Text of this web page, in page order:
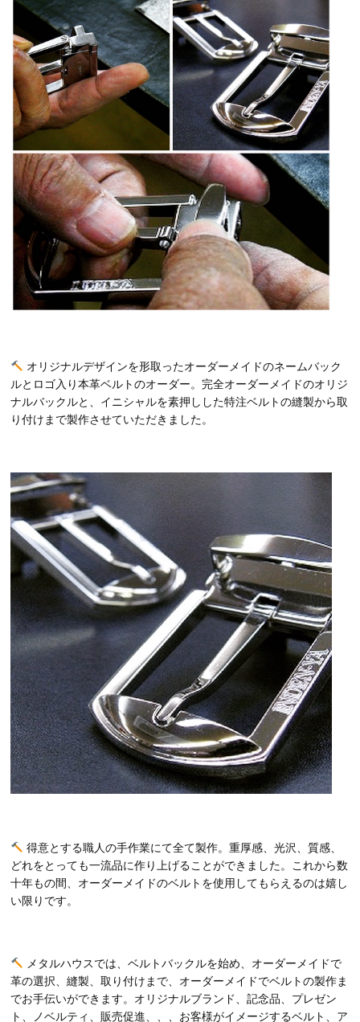
オリジナルデザインを形取ったオーダーメイドのネームバック
ルとロゴ入り本革ベルトのオーダー。完全オーダーメイドのオリジ
ナルバックルと、イニシャルを素押しした特注ベルトの縫製から取
り付けまで製作させていただきました。
得意とする職人の手作業にて全て製作。重厚感、光沢、質感、
どれをとっても一流品に作り上げることができました。これから数
十年もの間、オーダーメイドのベルトを使用してもらえるのは嬉し
い限りです。
メタルハウスでは、ベルトバックルを始め、オーダーメイドで
革の選択、縫製、取り付けまで、オーダーメイドでベルトの製作ま
でお手伝いができます。オリジナルブランド、記念品、プレゼン
ト、ノベルティ、販売促進、、、お客様がイメージするベルト、ア